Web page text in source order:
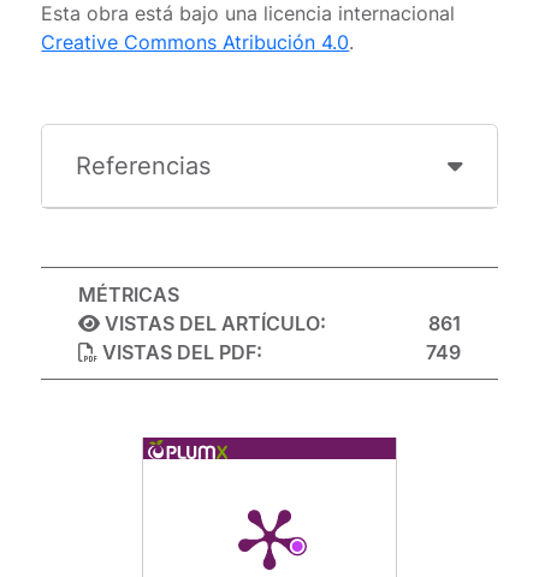
Esta obra está bajo una licencia internacional
Creative Commons Atribución 4.0.
Referencias
MÉTRICAS
VISTAS DEL ARTÍCULO:
861
VISTAS DEL PDF:
749